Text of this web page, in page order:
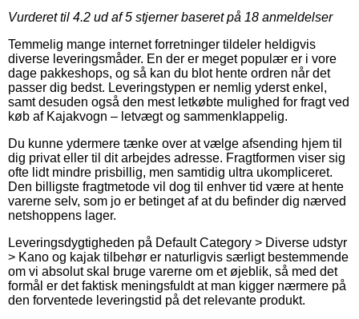
Vurderet til 4.2 ud af 5 stjerner baseret på 18 anmeldelser
Temmelig mange internet forretninger tildeler heldigvis
diverse leveringsmåder. En der er meget populær er i vore
dage pakkeshops, og så kan du blot hente ordren når det
passer dig bedst. Leveringstypen er nemlig yderst enkel,
samt desuden også den mest letkøbte mulighed for fragt ved
køb af Kajakvogn – letvægt og sammenklappelig.
Du kunne ydermere tænke over at vælge afsending hjem til
dig privat eller til dit arbejdes adresse. Fragtformen viser sig
ofte lidt mindre prisbillig, men samtidig ultra ukompliceret.
Den billigste fragtmetode vil dog til enhver tid være at hente
varerne selv, som jo er betinget af at du befinder dig nærved
netshoppens lager.
Leveringsdygtigheden på Default Category > Diverse udstyr
> Kano og kajak tilbehør er naturligvis særligt bestemmende
om vi absolut skal bruge varerne om et øjeblik, så med det
formål er det faktisk meningsfuldt at man kigger nærmere på
den forventede leveringstid på det relevante produkt.